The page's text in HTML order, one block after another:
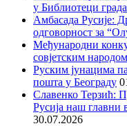
у Библиотеци града
Амбасада Русије:
одговорност за
Међународни
совјетским
Руским јунацима
пошта у Београду
Славенко Терзић:
Русија наш главни
30.07.2026